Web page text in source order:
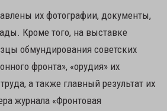
их фотографии, документы,
Кроме того, на выставке
обмундирования советских
фронта», «орудия» их
а также главный результат их
журнала «Фронтовая